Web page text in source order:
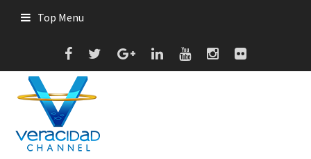
Top Menu